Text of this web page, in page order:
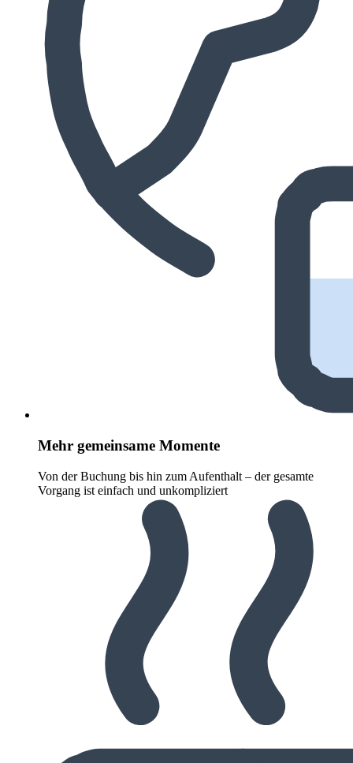
Mehr gemeinsame Momente
Von der Buchung bis hin zum Aufenthalt – der gesamte
Vorgang ist einfach und unkompliziert